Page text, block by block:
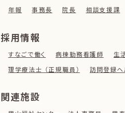
年報 事務長 院長 相談支援課
採用情報
すなごで働く 病棟勤務看護師 生
理学療法士 （正規職員）
訪問登録ヘ
関連施設